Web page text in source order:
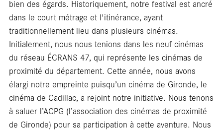
bien des égards. Historiquement, notre festival est ancré
dans le court métrage et l'itinérance, ayant
traditionnellement lieu dans plusieurs cinémas.
Initialement, nous nous tenions dans les neuf cinémas
du réseau ÉCRANS 47, qui représente les cinémas de
proximité du département. Cette année, nous avons
élargi notre empreinte puisqu’un cinéma de Gironde, le
cinéma de Cadillac, a rejoint notre initiative. Nous tenons
à saluer l’ACPG (l’association des cinémas de proximité
de Gironde) pour sa participation à cette aventure. Nous